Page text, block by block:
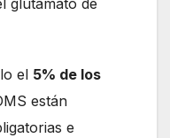
glutamato de
el 5% de los
están
e